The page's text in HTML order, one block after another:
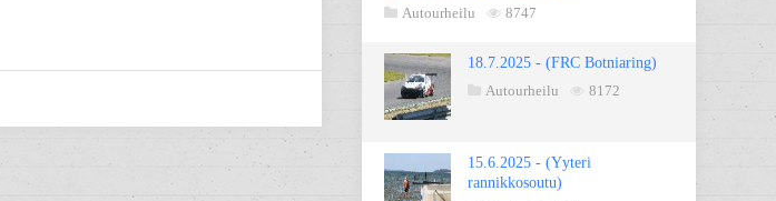
Autourheilu
8747
18.7.2025 - (FRC Botniaring)
Autourheilu
8172
15.6.2025 - (Yyteri
rannikkosoutu)